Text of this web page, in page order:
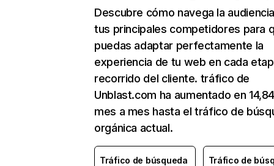
Descubre cómo navega la
tus principales competidores para
puedas adaptar perfectamente la
experiencia de tu web en cada
recorrido del cliente. tráfico de
Unblast.com ha aumentado en
mes a mes hasta el tráfico de
orgánica actual.
Tráfico de búsqueda
Tráfico de